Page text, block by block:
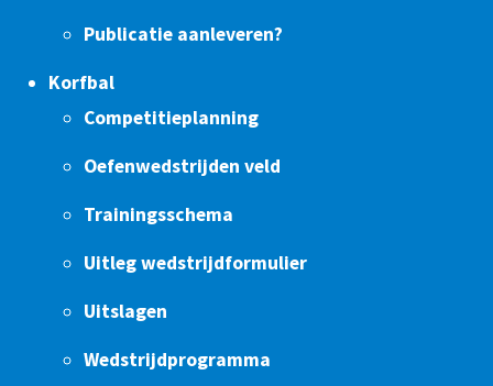
Publicatie aanleveren?
Korfbal
Competitieplanning
Oefenwedstrijden veld
Trainingsschema
Uitleg wedstrijdformulier
Uitslagen
Wedstrijdprogramma